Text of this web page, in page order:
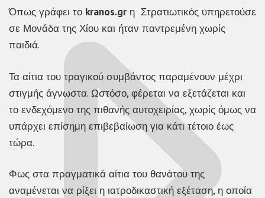
Όπως γράφει το kranos.gr η Στρατιωτικός υπηρετούσε
σε Μονάδα της Χίου και ήταν παντρεμένη χωρίς
παιδιά.
Τα αίτια του τραγικού συμβάντος παραμένουν μέχρι
στιγμής άγνωστα. Ωστόσο, φέρεται να εξετάζεται και
το ενδεχόμενο της πιθανής αυτοχειρίας, χωρίς όμως να
υπάρχει επίσημη επιβεβαίωση για κάτι τέτοιο έως
τώρα.
Φως στα πραγματικά αίτια του θανάτου της
αναμένεται να ρίξει η ιατροδικαστική εξέταση, η οποία